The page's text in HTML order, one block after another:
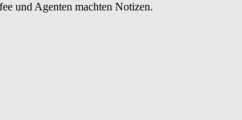
und Agenten machten Notizen.